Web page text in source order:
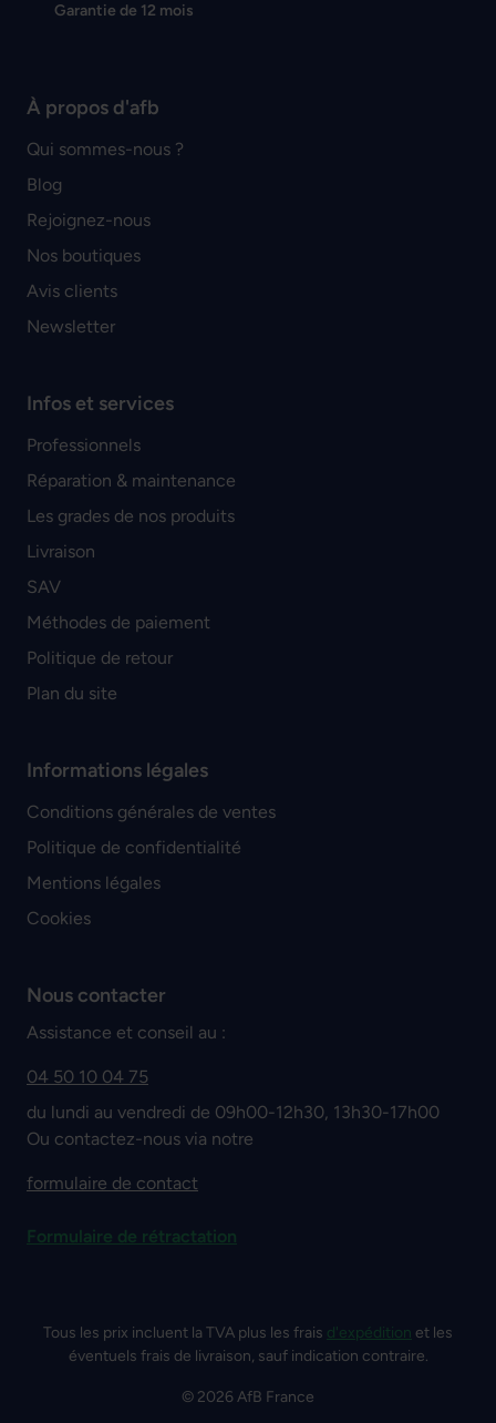
Garantie de 12 mois
À propos d'afb
Qui sommes-nous ?
Blog
Rejoignez-nous
Nos boutiques
Avis clients
Newsletter
Infos et services
Professionnels
Réparation & maintenance
Les grades de nos produits
Livraison
SAV
Méthodes de paiement
Politique de retour
Plan du site
Informations légales
Conditions générales de ventes
Politique de confidentialité
Mentions légales
Cookies
Nous contacter
Assistance et conseil au :
04 50 10 04 75
du lundi au vendredi de 09h00-12h30, 13h30-17h00
Ou contactez-nous via notre
formulaire de contact
Formulaire de rétractation
Tous les prix incluent la TVA plus les frais d'expédition et les
éventuels frais de livraison, sauf indication contraire.
© 2026 AfB France